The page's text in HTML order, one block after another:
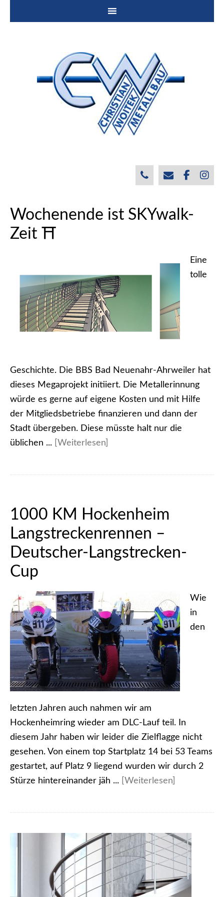
Wochenende ist SKYwalk-
Zeit ⛩
Eine
tolle
Geschichte. Die BBS Bad Neuenahr-Ahrweiler hat
dieses Megaprojekt initiiert. Die Metallerinnung
würde es gerne auf eigene Kosten und mit Hilfe
der Mitgliedsbetriebe finanzieren und dann der
Stadt übergeben. Diese müsste halt nur die
üblichen ...
[Weiterlesen]
1000 KM Hockenheim
Langstreckenrennen –
Deutscher-Langstrecken-
Cup
Wie
in
den
letzten Jahren auch nahmen wir am
Hockenheimring wieder am DLC-Lauf teil. In
diesem Jahr haben wir leider die Zielflagge nicht
gesehen. Von einem top Startplatz 14 bei 53 Teams
gestartet, auf Platz 9 liegend wurden wir durch 2
Stürze hintereinander jäh ...
[Weiterlesen]